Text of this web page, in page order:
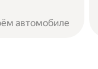
автомобиле